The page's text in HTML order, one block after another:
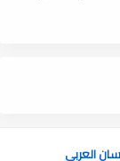
العربى